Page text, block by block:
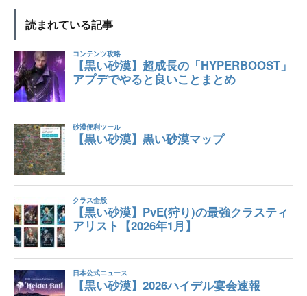
読まれている記事